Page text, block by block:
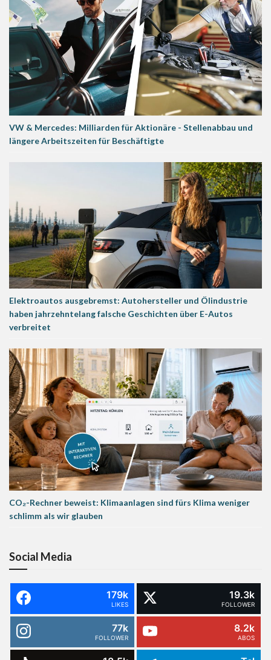
VW & Mercedes: Milliarden für Aktionäre - Stellenabbau und
längere Arbeitszeiten für Beschäftigte
Elektroautos ausgebremst: Autohersteller und Ölindustrie
haben jahrzehntelang falsche Geschichten über E-Autos
verbreitet
CO₂-Rechner beweist: Klimaanlagen sind fürs Klima weniger
schlimm als wir glauben
Social Media
179k
LIKES
19.3k
FOLLOWER
77k
FOLLOWER
8.2k
ABOS